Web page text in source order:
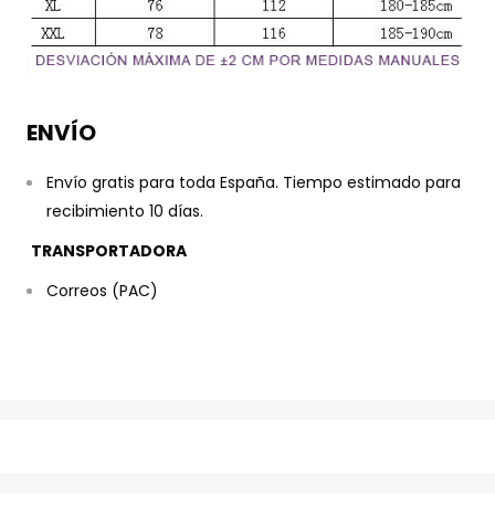
ENVÍO
Envío gratis para toda España. Tiempo estimado para
recibimiento 10 días.
TRANSPORTADORA
Correos (PAC)